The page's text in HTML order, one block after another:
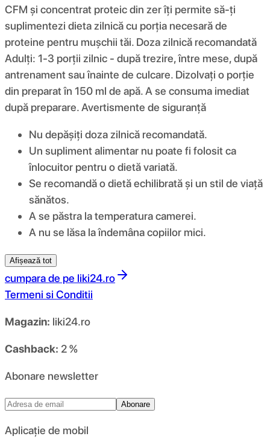
CFM și concentrat proteic din zer îți permite să-ți
suplimentezi dieta zilnică cu porția necesară de
proteine ​​pentru mușchii tăi. Doza zilnică recomandată
Adulți: 1-3 porții zilnic - după trezire, între mese, după
antrenament sau înainte de culcare. Dizolvați o porție
din preparat în 150 ml de apă. A se consuma imediat
după preparare. Avertismente de siguranță
Nu depășiți doza zilnică recomandată.
Un supliment alimentar nu poate fi folosit ca
înlocuitor pentru o dietă variată.
Se recomandă o dietă echilibrată și un stil de viață
sănătos.
A se păstra la temperatura camerei.
A nu se lăsa la îndemâna copiilor mici.
Afișează tot
cumpara de pe liki24.ro
Termeni si Conditii
Magazin: liki24.ro
Cashback: 2 %
Abonare newsletter
Abonare
Aplicație de mobil